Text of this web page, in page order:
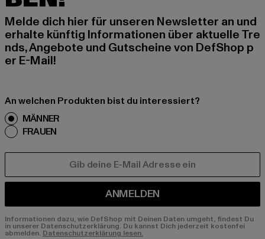
Melde dich hier für unseren Newsletter an und
erhalte künftig Informationen über aktuelle Tre
nds, Angebote und Gutscheine von DefShop p
er E-Mail!
An welchen Produkten bist du interessiert?
MÄNNER
FRAUEN
ANMELDEN
Informationen dazu, wie DefShop mit Deinen Daten umgeht, findest Du
in unserer Datenschutzerklärung. Du kannst Dich jederzeit kostenfei
abmelden. Datenschutzerklärung lesen.